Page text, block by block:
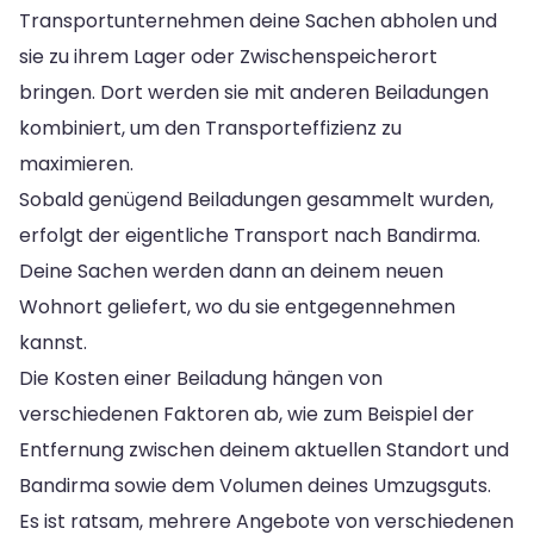
Transportunternehmen deine Sachen abholen und
sie zu ihrem Lager oder Zwischenspeicherort
bringen. Dort werden sie mit anderen Beiladungen
kombiniert, um den Transporteffizienz zu
maximieren.
Sobald genügend Beiladungen gesammelt wurden,
erfolgt der eigentliche Transport nach Bandirma.
Deine Sachen werden dann an deinem neuen
Wohnort geliefert, wo du sie entgegennehmen
kannst.
Die Kosten einer Beiladung hängen von
verschiedenen Faktoren ab, wie zum Beispiel der
Entfernung zwischen deinem aktuellen Standort und
Bandirma sowie dem Volumen deines Umzugsguts.
Es ist ratsam, mehrere Angebote von verschiedenen